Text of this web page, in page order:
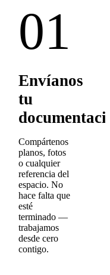
01
Envíanos
tu
Compártenos
planos, fotos
o cualquier
referencia del
espacio. No
hace falta que
esté
terminado —
trabajamos
desde cero
contigo.